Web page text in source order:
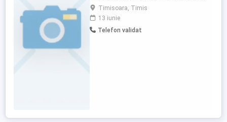
garaj de 50 mp fara acoperis,doar cu
placa din beton peste parter si constructia
a 2 scari de urcare pe terasa(una dreapta
si una cu 2 rampe); 2.amenajare camera
Timisoara, Timis
13 iunie
Telefon validat